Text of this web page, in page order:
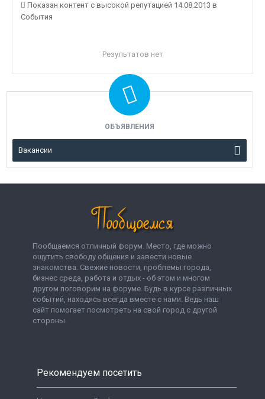
Показан контент с высокой репутацией 14.08.2013 в
События
Результатов нет
ОБЪЯВЛЕНИЯ
Вакансии
Пообщаемся отличный форум. Место, где можно
ощутить свободу общения и завести новые
знакомства. Свежие новости, проблемы города,
бизнес среда, работа и отдых - об этом и многом
другом поговорим на форуме. Будь в курсе различных
событий, находясь всегда вместе с нами. Ведь наш
сайт помогает посмотреть на свой город с другой
стороны.
Рекомендуем посетить